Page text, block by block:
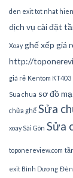
den exit tot nhat
dịch vụ cài đặt
Xoay ghế xếp giá
http://
giá rẻ Kentom KT403
Sua chua sơ đồ
chữa ghế Sửa
xoay Sài Gòn Sửa
toponereview.com
exit Bình Dương Đèn